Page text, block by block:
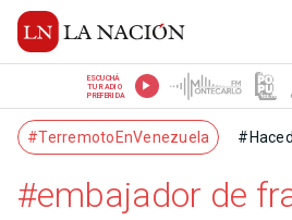
ESCUCHÁ
TU RADIO
PREFERIDA
#TerremotoEnVenezuela
#embajador de